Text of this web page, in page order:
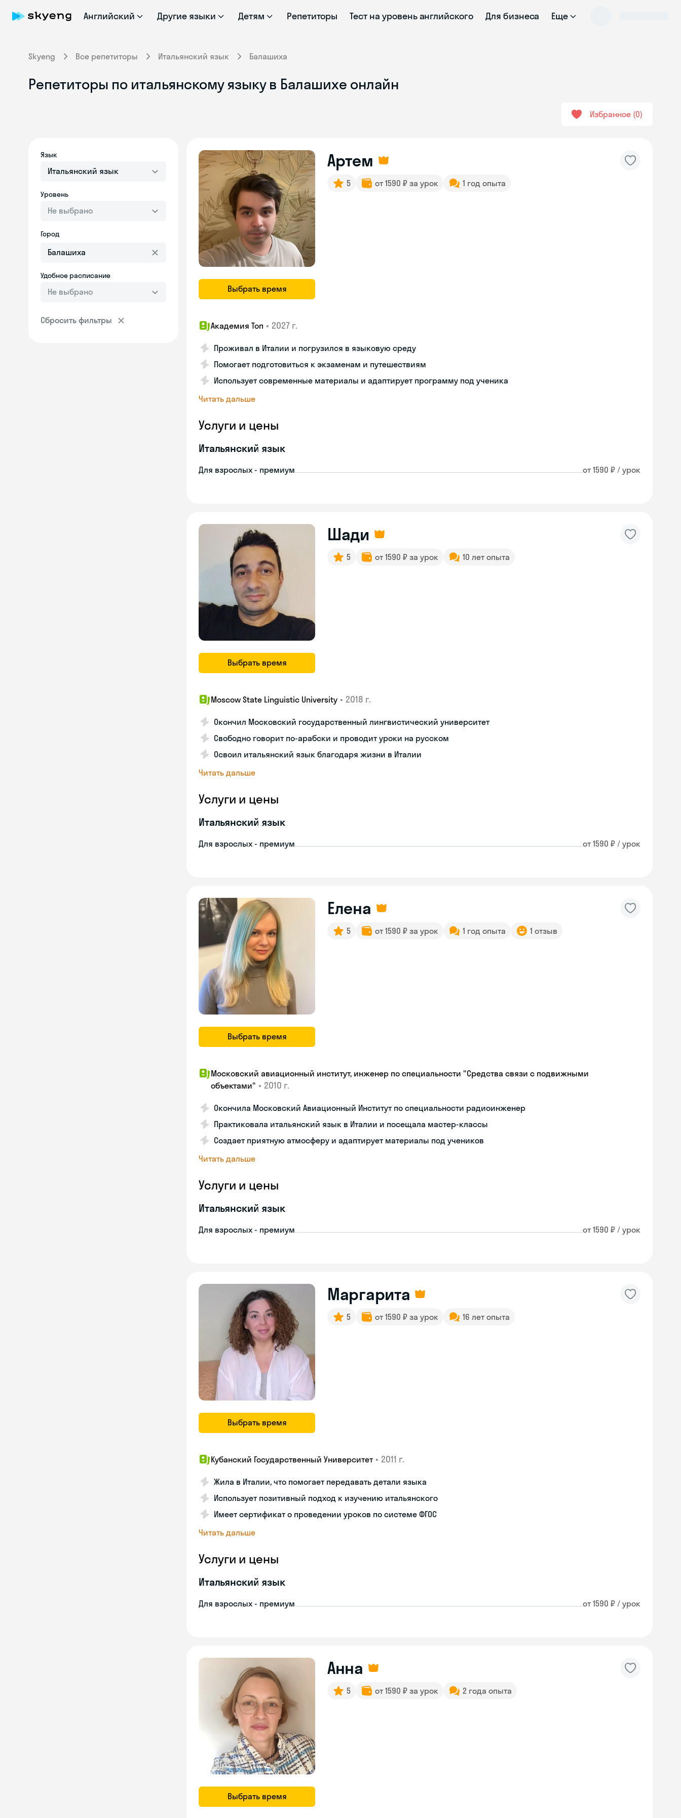
Английский Другие языки Детям Репетиторы Тест на уровень английского Для бизнеса Еще
Skyeng Все репетиторы Итальянский язык Балашиха
Репетиторы по итальянскому языку в Балашихе онлайн
Избранное 0
Язык
Итальянский язык
Уровень
Не выбрано
Город
Удобное расписание
Не выбрано
Сбросить фильтры
Выбрать время
Артем
5 от 1590 ₽ за урок 1 год опыта
Академия Топ • 2027 г.
Проживал в Италии и погрузился в языковую среду
Помогает подготовиться к экзаменам и путешествиям
Использует современные материалы и адаптирует программу под ученика
Читать дальше
Услуги и цены
Итальянский язык
Для взрослых - премиум от 1590 ₽ / урок
Выбрать время
Шади
5 от 1590 ₽ за урок 10 лет опыта
Moscow State Linguistic University • 2018 г.
Окончил Московский государственный лингвистический университет
Свободно говорит по-арабски и проводит уроки на русском
Освоил итальянский язык благодаря жизни в Италии
Читать дальше
Услуги и цены
Итальянский язык
Для взрослых - премиум от 1590 ₽ / урок
Выбрать время
Елена
5 от 1590 ₽ за урок 1 год опыта 1 отзыв
Московский авиационный институт, инженер по специальности "Средства связи с подвижными
объектами" • 2010 г.
Окончила Московский Авиационный Институт по специальности радиоинженер
Практиковала итальянский язык в Италии и посещала мастер-классы
Создает приятную атмосферу и адаптирует материалы под учеников
Читать дальше
Услуги и цены
Итальянский язык
Для взрослых - премиум от 1590 ₽ / урок
Выбрать время
Маргарита
5 от 1590 ₽ за урок 16 лет опыта
Кубанский Государственный Университет • 2011 г.
Жила в Италии, что помогает передавать детали языка
Использует позитивный подход к изучению итальянского
Имеет сертификат о проведении уроков по системе ФГОС
Читать дальше
Услуги и цены
Итальянский язык
Для взрослых - премиум от 1590 ₽ / урок
Выбрать время
Анна
5 от 1590 ₽ за урок 2 года опыта